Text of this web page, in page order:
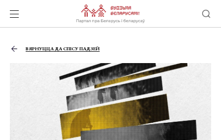
ВЯРНУЦЦА ДА СПІСУ ПАДЗЕЙ